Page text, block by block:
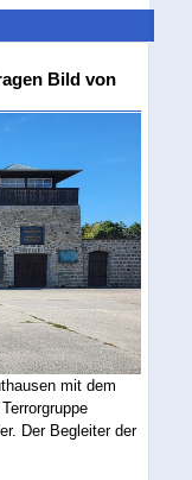
Bild von
mit dem
Der Begleiter der